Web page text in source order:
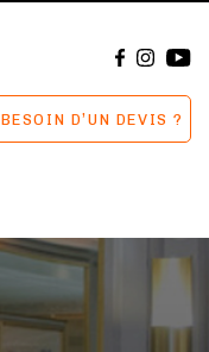
BESOIN D’UN DEVIS ?